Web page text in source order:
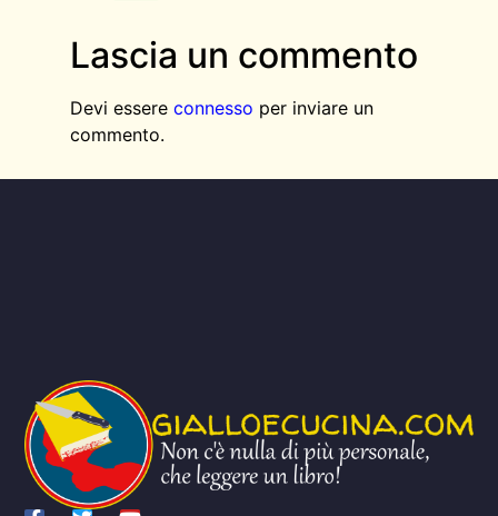
Lascia un commento
Devi essere connesso per inviare un
commento.